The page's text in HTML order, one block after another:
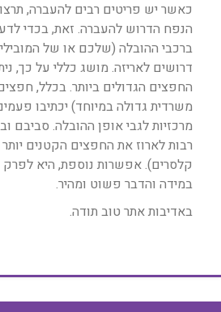
כאשר יש פריטים רבים להעברה,
הנפח הדרוש להעברה. זאת, בכדי
ברכבי ההובלה (שלכם או של
דרושים לאריזה. מושג כללי על כך,
החפצים הגדולים ביותר. בכלל,
משרדית גדולה במיוחד) יכתיבו
מרכזיות לגבי אופן ההובלה. סביבם
רבות לארוז את החפצים הקטנים
קלסרים). אפשרות נוספת, היא לפרק
במידה והדבר פשוט ומהיר.
באדיבות אתר טוב תודה.